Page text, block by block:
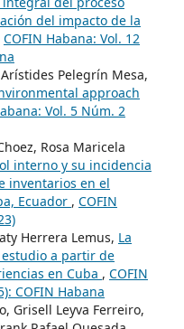
del impacto de la
COFIN Habana: Vol. 12
Pelegrín Mesa,
approach
Vol. 5 Núm. 2
Rosa Maricela
interno y su incidencia
inventarios en el
Ecuador , COFIN
Herrera Lemus, La
a partir de
en Cuba , COFIN
COFIN Habana
Grisell Leyva Ferreiro,